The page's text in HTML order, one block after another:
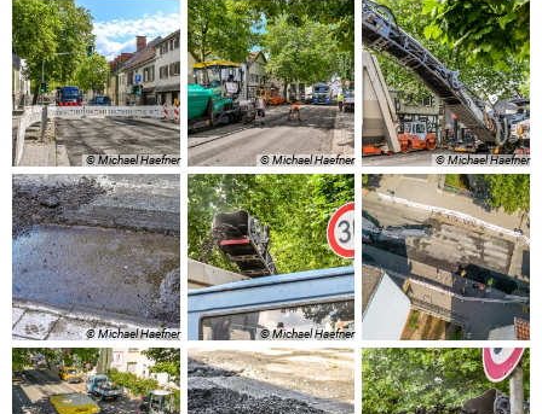
© Michael Haefner © Michael Haefner © Michael Haefner
© Michael Haefner © Michael Haefner